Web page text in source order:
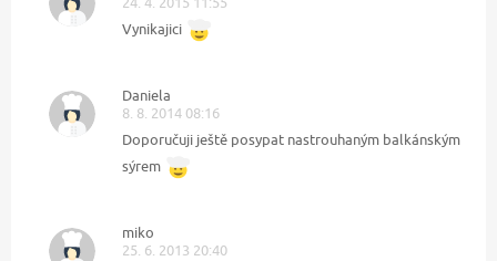
Vynikajici
Daniela
8. 8. 2014 08:16
Doporučuji ještě posypat nastrouhaným balkánským
sýrem
miko
25. 6. 2013 20:40